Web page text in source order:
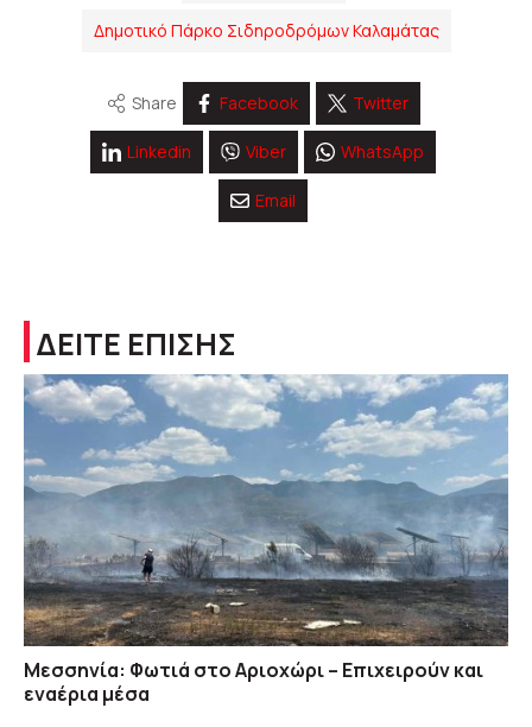
Δημοτικό Πάρκο Σιδηροδρόμων Καλαμάτας
Share Facebook Twitter
Linkedin Viber WhatsApp
Email
ΔΕΙΤΕ ΕΠΙΣΗΣ
Μεσσηνία: Φωτιά στο Αριοχώρι – Επιχειρούν και
εναέρια μέσα